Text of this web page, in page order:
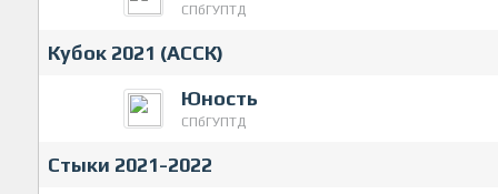
СПбГУПТД
Кубок 2021 (АССК)
Юность
СПбГУПТД
Стыки 2021-2022